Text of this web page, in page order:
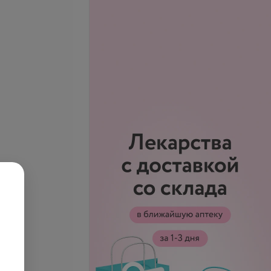
утро
Водно-термальная зона
(пенсионеры по возрасту,
инвалиды) день
22 руб./2 часа